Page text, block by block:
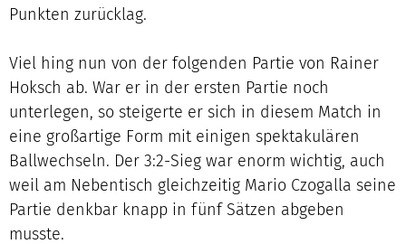
Punkten zurücklag.
Viel hing nun von der folgenden Partie von Rainer
Hoksch ab. War er in der ersten Partie noch
unterlegen, so steigerte er sich in diesem Match in
eine großartige Form mit einigen spektakulären
Ballwechseln. Der 3:2-Sieg war enorm wichtig, auch
weil am Nebentisch gleichzeitig Mario Czogalla seine
Partie denkbar knapp in fünf Sätzen abgeben
musste.